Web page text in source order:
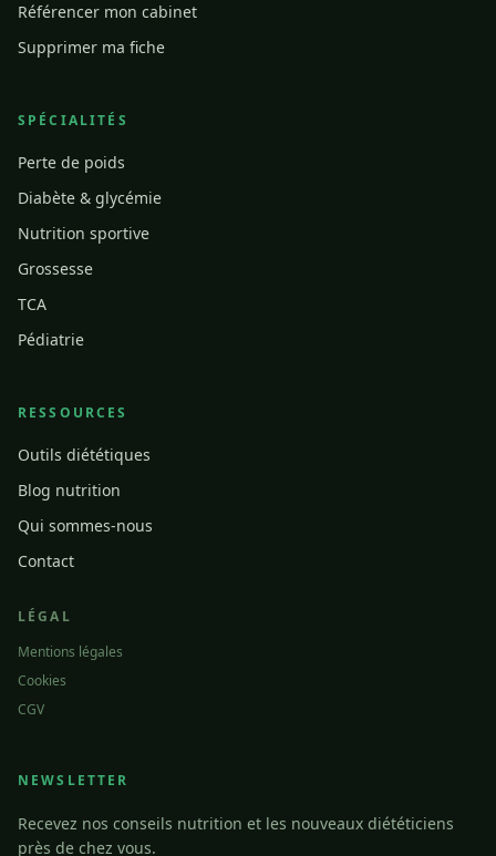
Référencer mon cabinet
Supprimer ma fiche
SPÉCIALITÉS
Perte de poids
Diabète & glycémie
Nutrition sportive
Grossesse
TCA
Pédiatrie
RESSOURCES
Outils diététiques
Blog nutrition
Qui sommes-nous
Contact
LÉGAL
Mentions légales
Cookies
CGV
NEWSLETTER
Recevez nos conseils nutrition et les nouveaux diététiciens
près de chez vous.